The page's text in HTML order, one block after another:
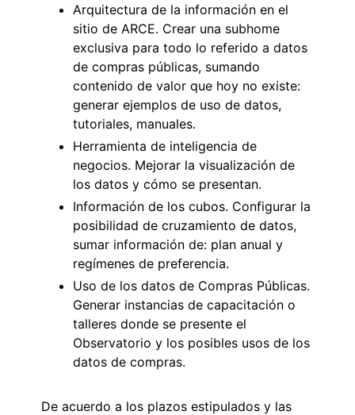
Arquitectura de la información en el
sitio de ARCE. Crear una subhome
exclusiva para todo lo referido a datos
de compras públicas, sumando
contenido de valor que hoy no existe:
generar ejemplos de uso de datos,
tutoriales, manuales.
Herramienta de inteligencia de
negocios. Mejorar la visualización de
los datos y cómo se presentan.
Información de los cubos. Configurar la
posibilidad de cruzamiento de datos,
sumar información de: plan anual y
regímenes de preferencia.
Uso de los datos de Compras Públicas.
Generar instancias de capacitación o
talleres donde se presente el
Observatorio y los posibles usos de los
datos de compras.
De acuerdo a los plazos estipulados y las